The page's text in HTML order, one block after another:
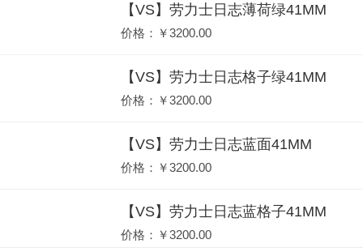
【VS】劳力士日志薄荷绿41MM
价格：￥3200.00
【VS】劳力士日志格子绿41MM
价格：￥3200.00
【VS】劳力士日志蓝面41MM
价格：￥3200.00
【VS】劳力士日志蓝格子41MM
价格：￥3200.00